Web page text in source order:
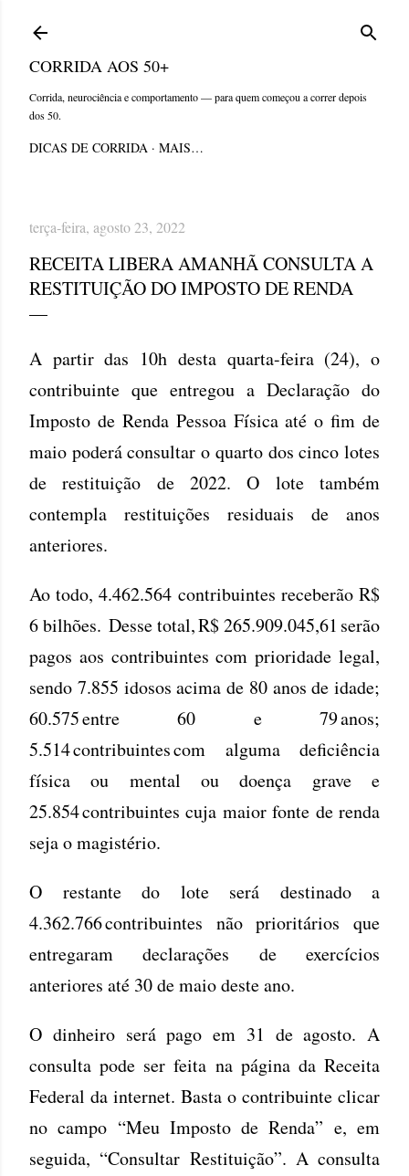
CORRIDA AOS 50+
Corrida, neurociência e comportamento — para quem começou a correr depois
dos 50.
DICAS DE CORRIDA MAIS…
terça-feira, agosto 23, 2022
RECEITA LIBERA AMANHÃ CONSULTA A
RESTITUIÇÃO DO IMPOSTO DE RENDA
A partir das 10h desta quarta-feira (24), o
contribuinte que entregou a Declaração do
Imposto de Renda Pessoa Física até o fim de
maio poderá consultar o quarto dos cinco lotes
de restituição de 2022. O lote também
contempla restituições residuais de anos
anteriores.
Ao todo, 4.462.564 contribuintes receberão R$
6 bilhões. Desse total, R$ 265.909.045,61 serão
pagos aos contribuintes com prioridade legal,
sendo 7.855 idosos acima de 80 anos de idade;
60.575 entre 60 e 79 anos;
5.514 contribuintes com alguma deficiência
física ou mental ou doença grave e
25.854 contribuintes cuja maior fonte de renda
seja o magistério.
O restante do lote será destinado a
4.362.766 contribuintes não prioritários que
entregaram declarações de exercícios
anteriores até 30 de maio deste ano.
O dinheiro será pago em 31 de agosto. A
consulta pode ser feita na página da Receita
Federal da internet. Basta o contribuinte clicar
no campo “Meu Imposto de Renda” e, em
seguida, “Consultar Restituição”. A consulta